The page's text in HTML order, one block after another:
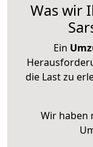
Was wir
Ein
die Last zu
Wir haben